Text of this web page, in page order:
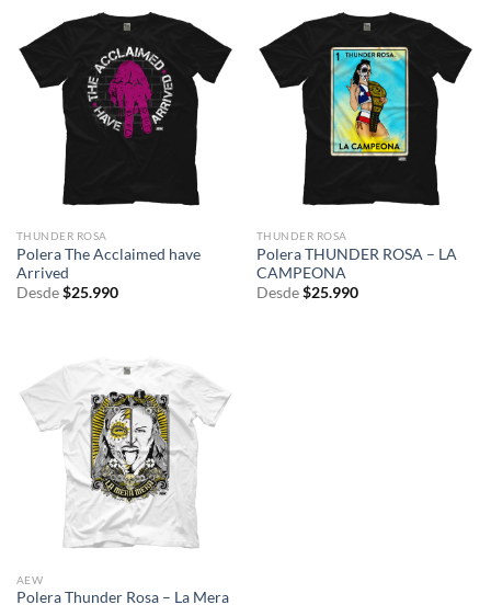
THUNDER ROSA
Polera The Acclaimed have
Arrived
Desde $25.990
THUNDER ROSA
Polera THUNDER ROSA – LA
CAMPEONA
Desde $25.990
AEW
Polera Thunder Rosa – La Mera